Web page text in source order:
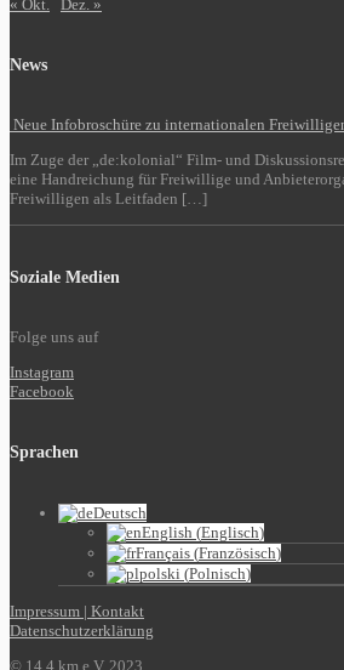
« Okt.
Dez. »
News
Neue Infobroschüre zu internationalen
Im Zuge der „de:kolonial“ Film- und
eine Handreichung für Freiwillige und
Freiwilligen als Leitfaden […]
Soziale Medien
Folge uns auf
Instagram
Facebook
Sprachen
Deutsch
English (Englisch)
Français (Französisch)
polski (Polnisch)
Impressum | Kontakt
Datenschutzerklärung
© 14,4 km e.V. 2023